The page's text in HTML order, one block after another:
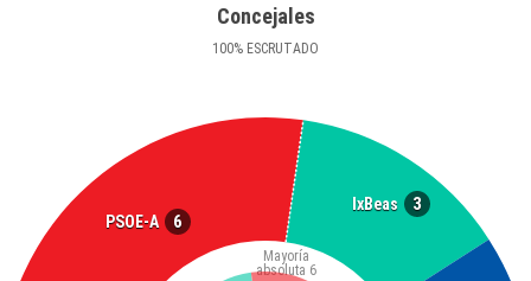
Concejales
100% ESCRUTADO
PSOE-A 6
IxBeas 3
Mayoría
absoluta 6